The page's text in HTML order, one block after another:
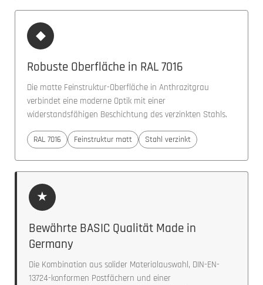
◆
Robuste Oberfläche in RAL 7016
Die matte Feinstruktur-Oberfläche in Anthrazitgrau
verbindet eine moderne Optik mit einer
widerstandsfähigen Beschichtung des verzinkten Stahls.
RAL 7016 Feinstruktur matt Stahl verzinkt
★
Bewährte BASIC Qualität Made in
Germany
Die Kombination aus solider Materialauswahl, DIN-EN-
13724-konformen Postfächern und einer